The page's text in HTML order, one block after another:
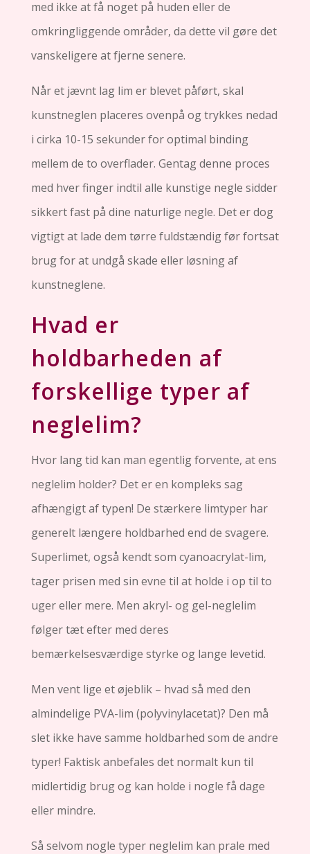
med ikke at få noget på huden eller de
omkringliggende områder, da dette vil gøre det
vanskeligere at fjerne senere.
Når et jævnt lag lim er blevet påført, skal
kunstneglen placeres ovenpå og trykkes nedad
i cirka 10-15 sekunder for optimal binding
mellem de to overflader. Gentag denne proces
med hver finger indtil alle kunstige negle sidder
sikkert fast på dine naturlige negle. Det er dog
vigtigt at lade dem tørre fuldstændig før fortsat
brug for at undgå skade eller løsning af
kunstneglene.
Hvad er
holdbarheden af
forskellige typer af
neglelim?
Hvor lang tid kan man egentlig forvente, at ens
neglelim holder? Det er en kompleks sag
afhængigt af typen! De stærkere limtyper har
generelt længere holdbarhed end de svagere.
Superlimet, også kendt som cyanoacrylat-lim,
tager prisen med sin evne til at holde i op til to
uger eller mere. Men akryl- og gel-neglelim
følger tæt efter med deres
bemærkelsesværdige styrke og lange levetid.
Men vent lige et øjeblik – hvad så med den
almindelige PVA-lim (polyvinylacetat)? Den må
slet ikke have samme holdbarhed som de andre
typer! Faktisk anbefales det normalt kun til
midlertidig brug og kan holde i nogle få dage
eller mindre.
Så selvom nogle typer neglelim kan prale med